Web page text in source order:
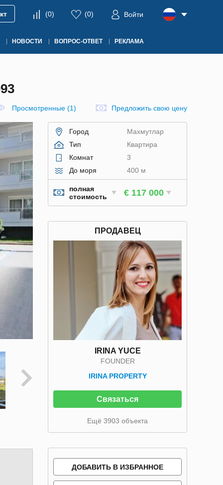
(0) (0) Войти
НОВОСТИ ВОПРОС-ОТВЕТ РЕКЛАМА
Просмотренные (1) Предложить свою цену
Город
Махмутлар
Тип
Квартира
Комнат
3
До моря
400 м
полная
стоимость
€ 117 000
ПРОДАВЕЦ
IRINA YUCE
FOUNDER
IRINA PROPERTY
Связаться
Ещё 3903 объекта
ДОБАВИТЬ В ИЗБРАННОЕ